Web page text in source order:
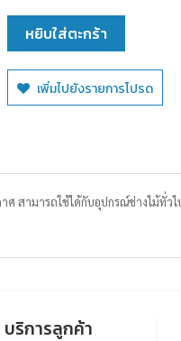
หยิบใส่ตะกร้า
เพิ่มไปยังรายการโปรด
สามารถใช้ได้กับอุปกรณ์ช่างไม้ทั่
บริการลูกค้า